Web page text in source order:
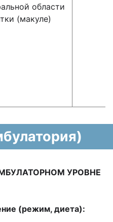
области
(макуле)
УРОВНЕ
(режим, диета):